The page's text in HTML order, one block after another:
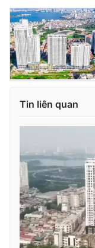
Ðiện thoại Thời báo
Email:
Liên hệ quảng cáo:
® Cấm sao chép
thuận bằng văn
thông tin từ website
Tin liên quan